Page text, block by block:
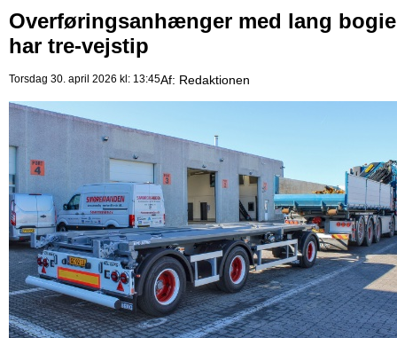
Overføringsanhænger med lang bogie
har tre-vejstip
Torsdag 30. april 2026 kl: 13:45Af: Redaktionen